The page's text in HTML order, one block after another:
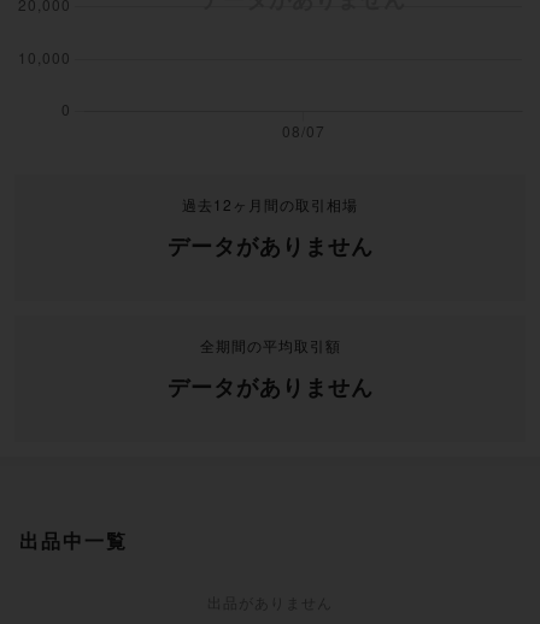
過去12ヶ月間の取引相場
データがありません
全期間の平均取引額
データがありません
出品中一覧